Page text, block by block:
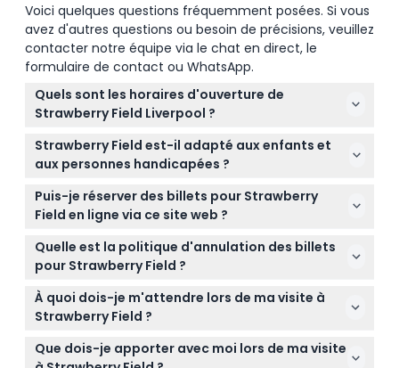
Voici quelques questions fréquemment posées. Si vous
avez d'autres questions ou besoin de précisions, veuillez
contacter notre équipe via le chat en direct, le
formulaire de contact ou WhatsApp.
Quels sont les horaires d'ouverture de
Strawberry Field Liverpool ?
Strawberry Field est ouvert du mardi au mercredi
de 10h00 à 17h00, et du jeudi au dimanche de 10h00
à 18h00, avec la dernière admission une heure
avant la fermeture. Il est fermé le lundi (sous
réserve de modifications — veuillez confirmer au
Strawberry Field est-il adapté aux enfants et
aux personnes handicapées ?
Oui, les enfants de 0 à 15 ans sont gratuits mais
doivent être accompagnés d'un adulte payant,
tandis que ceux de 16 ans et plus paient le tarif
adulte. Le site est accessible en fauteuil roulant et
offre une entrée gratuite aux invités nécessitant
Puis-je réserver des billets pour Strawberry
Field en ligne via ce site web ?
Absolument ! Vous pouvez réserver vos billets
d'entrée en ligne en toute sécurité directement ici
sur ce site, en choisissant votre date et heure
préférées.
Quelle est la politique d'annulation des billets
pour Strawberry Field ?
Les billets pour Strawberry Field ne sont pas
remboursables et ne peuvent pas être annulés,
alors assurez-vous de sélectionner la bonne date
et l'heure lors de la réservation.
À quoi dois-je m'attendre lors de ma visite à
Strawberry Field ?
Vous explorerez des expositions interactives sur la
vie et la musique de John Lennon, verrez le célèbre
Que dois-je apporter avec moi lors de ma visite